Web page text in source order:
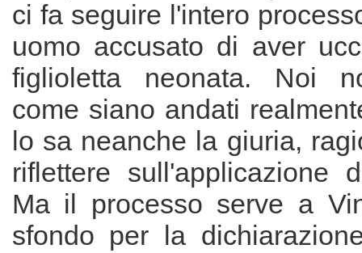
ci fa seguire l'intero
uomo accusato di aver
figlioletta neonata. Noi
come siano andati
lo sa neanche la giuria,
riflettere sull'applicazione
Ma il processo serve a
sfondo per la